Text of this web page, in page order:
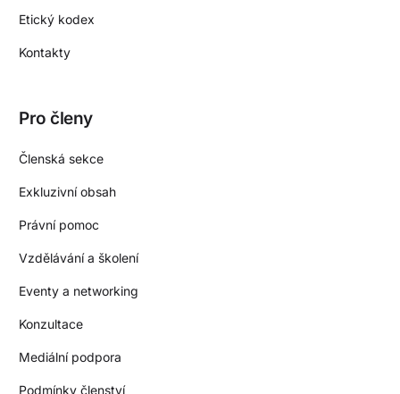
Etický kodex
Kontakty
Pro členy
Členská sekce
Exkluzivní obsah
Právní pomoc
Vzdělávání a školení
Eventy a networking
Konzultace
Mediální podpora
Podmínky členství